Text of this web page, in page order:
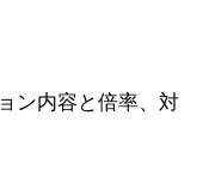
ン内容と倍率、対